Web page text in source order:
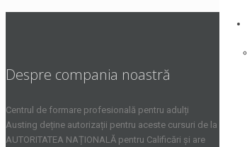
Despre compania noastră
Centrul de formare profesională pentru adulți
Austing deține autorizații pentru aceste cursuri de la
AUTORITATEA NAȚIONALĂ pentru Calificări și are